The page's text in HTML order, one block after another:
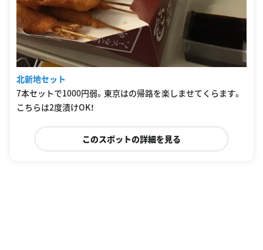
北新地セット
7本セットで1000円弱。東京はの帰路を楽しませてくらます。
こちらは2度漬けOK！
このスポットの詳細を見る